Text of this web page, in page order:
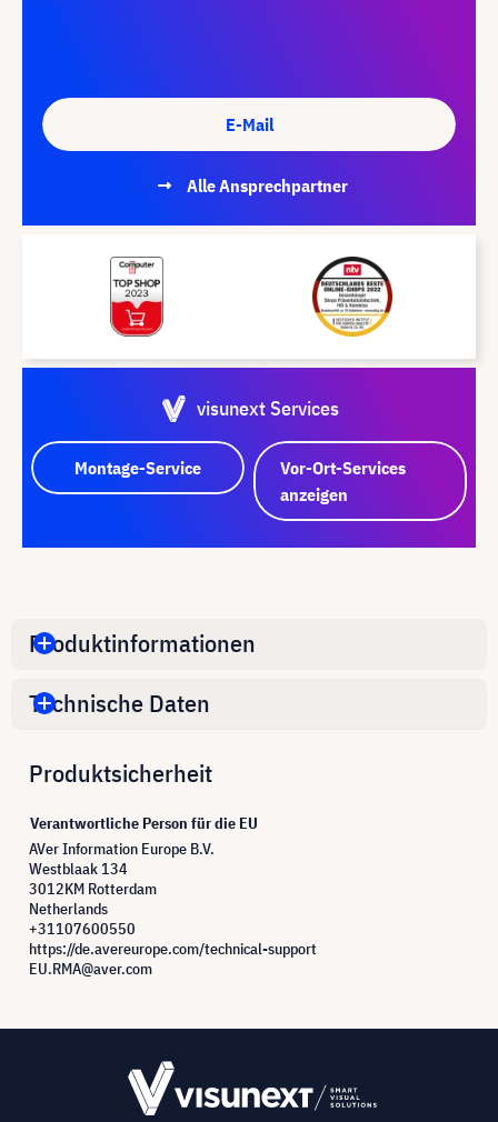
E-Mail
Alle Ansprechpartner
visunext Services
Montage-Service
Vor-Ort-Services
anzeigen
Produktinformationen
Technische Daten
Produktsicherheit
Verantwortliche Person für die EU
AVer Information Europe B.V.
Westblaak 134
3012KM Rotterdam
Netherlands
+31107600550
https://de.avereurope.com/technical-support
EU.RMA@aver.com